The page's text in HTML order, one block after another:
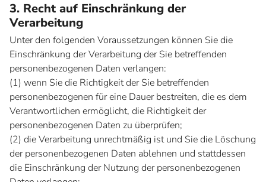
3. Recht auf Einschränkung der
Verarbeitung
Unter den folgenden Voraussetzungen können Sie die
Einschränkung der Verarbeitung der Sie betreffenden
personenbezogenen Daten verlangen:
(1) wenn Sie die Richtigkeit der Sie betreffenden
personenbezogenen für eine Dauer bestreiten, die es dem
Verantwortlichen ermöglicht, die Richtigkeit der
personenbezogenen Daten zu überprüfen;
(2) die Verarbeitung unrechtmäßig ist und Sie die Löschung
der personenbezogenen Daten ablehnen und stattdessen
die Einschränkung der Nutzung der personenbezogenen